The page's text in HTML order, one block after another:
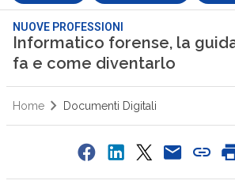
NUOVE PROFESSIONI
Informatico forense, la
fa e come diventarlo
Home Documenti Digitali